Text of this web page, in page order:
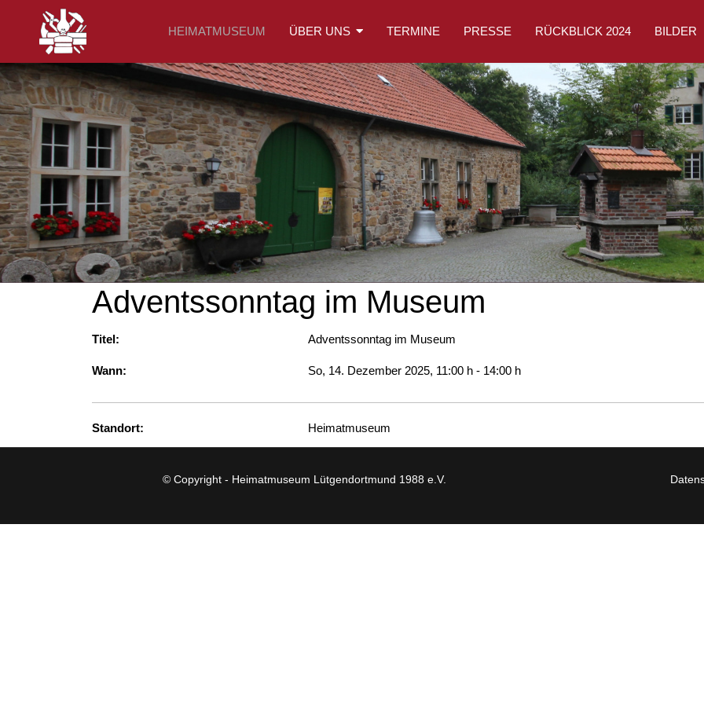
HEIMATMUSEUM ÜBER UNS TERMINE PRESSE RÜCKBLICK 2024 BILDER
Adventssonntag im Museum
Titel: Adventssonntag im Museum
Wann: So, 14. Dezember 2025, 11:00 h - 14:00 h
Standort: Heimatmuseum
© Copyright - Heimatmuseum Lütgendortmund 1988 e.V.